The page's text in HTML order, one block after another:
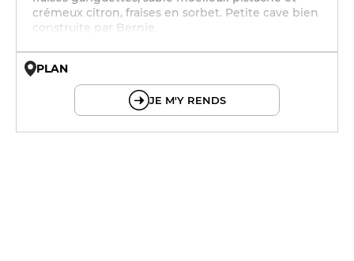
crémeux citron, fraises en sorbet. Petite cave bien
construite par Bernie.
PLAN
JE M'Y RENDS